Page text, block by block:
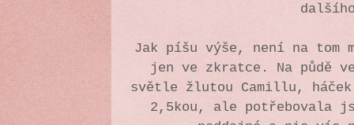
Jak píšu výše, není na tom
jen ve zkratce. Na půdě
světle žlutou Camillu,
2,5kou, ale potřebovala